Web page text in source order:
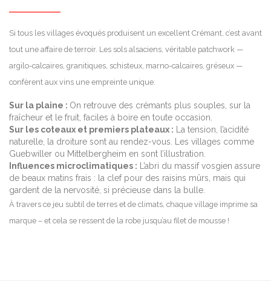
Si tous les villages évoqués produisent un excellent Crémant, c’est avant
tout une affaire de terroir. Les sols alsaciens, véritable patchwork —
argilo-calcaires, granitiques, schisteux, marno-calcaires, gréseux —
confèrent aux vins une empreinte unique.
Sur la plaine : On retrouve des crémants plus souples, sur la
fraîcheur et le fruit, faciles à boire en toute occasion.
Sur les coteaux et premiers plateaux : La tension, l’acidité
naturelle, la droiture sont au rendez-vous. Les villages comme
Guebwiller ou Mittelbergheim en sont l’illustration.
Influences microclimatiques : L’abri du massif vosgien assure
de beaux matins frais : la clef pour des raisins mûrs, mais qui
gardent de la nervosité, si précieuse dans la bulle.
À travers ce jeu subtil de terres et de climats, chaque village imprime sa
marque – et cela se ressent de la robe jusqu’au filet de mousse !